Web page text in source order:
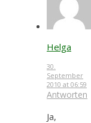
Helga
30.
September
2010 at 06:59
Antworten
Ja,